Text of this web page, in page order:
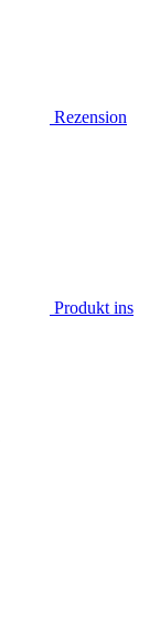
Rezension
Produkt ins